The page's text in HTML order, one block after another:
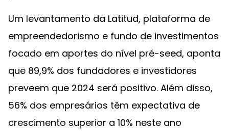
Um levantamento da Latitud, plataforma de
empreendedorismo e fundo de investimentos
focado em aportes do nível pré-seed, aponta
que 89,9% dos fundadores e investidores
preveem que 2024 será positivo. Além disso,
56% dos empresários têm expectativa de
crescimento superior a 10% neste ano